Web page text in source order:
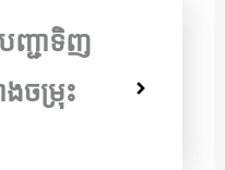
បញ្ជាទិញ
ម្រុះ